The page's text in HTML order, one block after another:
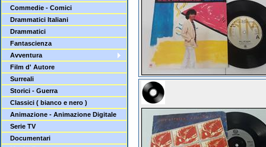
Commedie - Comici
Drammatici Italiani
Drammatici
Fantascienza
Avventura
Film d' Autore
Surreali
Storici - Guerra
Classici ( bianco e nero )
Animazione - Animazione Digitale
Serie TV
Documentari